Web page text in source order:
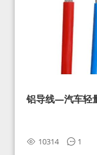
铝导线—汽车轻
10314 1